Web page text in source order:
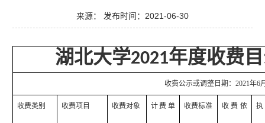
来源： 发布时间：2021-06-30
湖北大学2021年度收费
收费公示或调整日期： 2021年6
收费类别 收费项目 收费对象 计费单 收费标准 收费依